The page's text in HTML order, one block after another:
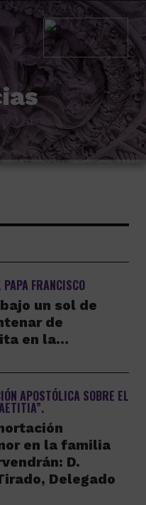
FRANCISCO
un sol de
de
en la…
APOSTÓLICA SOBRE EL
en la familia
D.
Delegado